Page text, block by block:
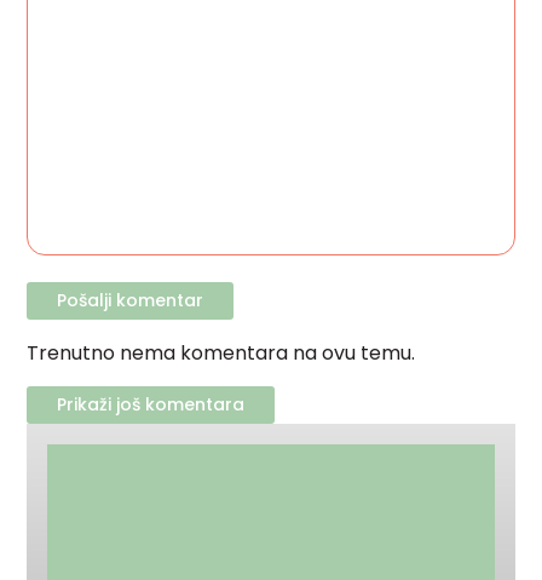
Trenutno nema komentara na ovu temu.
Prikaži još komentara